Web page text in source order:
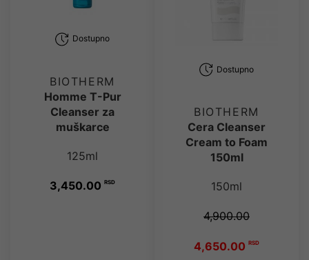
Dostupno
BIOTHERM
Homme T-Pur
Cleanser za
muškarce
125ml
3,450.00 RSD
Dostupno
BIOTHERM
Cera Cleanser
Cream to Foam
150ml
150ml
4,900.00
4,650.00 RSD